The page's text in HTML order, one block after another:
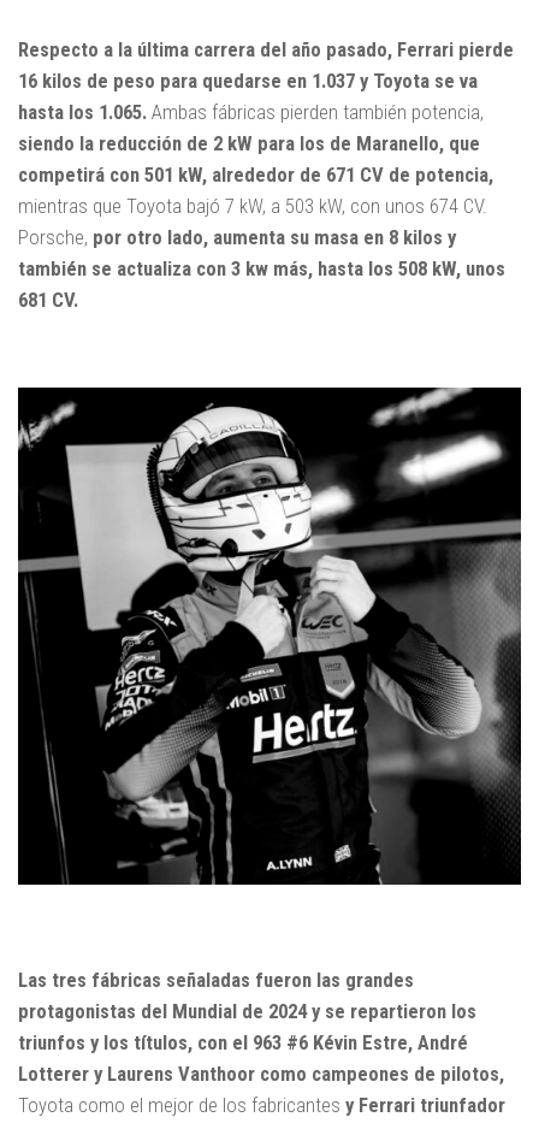
Respecto a la última carrera del año pasado, Ferrari pierde
16 kilos de peso para quedarse en 1.037 y Toyota se va
hasta los 1.065. Ambas fábricas pierden también potencia,
siendo la reducción de 2 kW para los de Maranello, que
competirá con 501 kW, alrededor de 671 CV de potencia,
mientras que Toyota bajó 7 kW, a 503 kW, con unos 674 CV.
Porsche, por otro lado, aumenta su masa en 8 kilos y
también se actualiza con 3 kw más, hasta los 508 kW, unos
681 CV.
Las tres fábricas señaladas fueron las grandes
protagonistas del Mundial de 2024 y se repartieron los
triunfos y los títulos, con el 963 #6 Kévin Estre, André
Lotterer y Laurens Vanthoor como campeones de pilotos,
Toyota como el mejor de los fabricantes y Ferrari triunfador